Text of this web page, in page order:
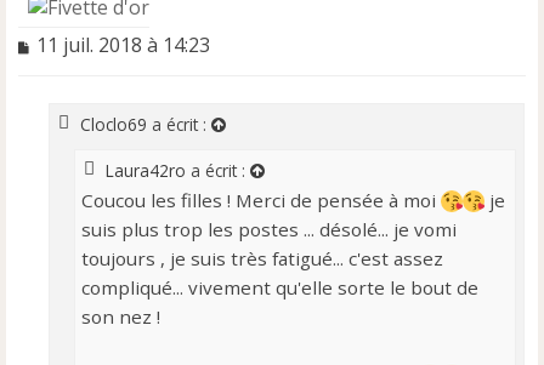
M11 juil. 2018 à 14:23
Cloclo69 a écrit :
Laura42ro a écrit :
Coucou les filles ! Merci de pensée à moi
je
suis plus trop les postes ... désolé... je vomi
toujours , je suis très fatigué... c'est assez
compliqué... vivement qu'elle sorte le bout de
son nez !